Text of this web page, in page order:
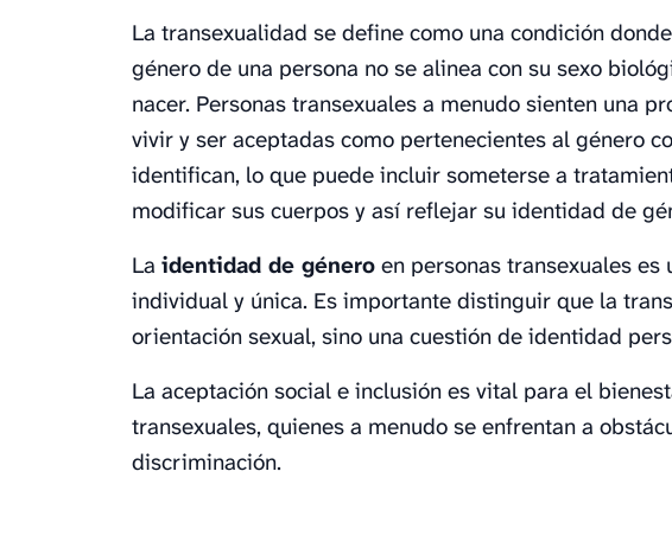
La transexualidad se define como una condición
género de una persona no se alinea con su sexo
nacer. Personas transexuales a menudo sienten una
vivir y ser aceptadas como pertenecientes al género
identifican, lo que puede incluir someterse a
modificar sus cuerpos y así reflejar su identidad de
La identidad de género en personas transexuales es
individual y única. Es importante distinguir que la
orientación sexual, sino una cuestión de identidad
La aceptación social e inclusión es vital para el
transexuales, quienes a menudo se enfrentan a
discriminación.